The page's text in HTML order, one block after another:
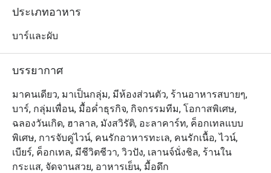
สำหรับบรรยากาศและการตกแต่งร้านนั้น โดดเด่นด้วยรูป
โซฟาหรูหรา บาร์ทรงกลม และแม้แต่อ่างจากุซซี่บนชั้น
เพลิดเพลินกับอาหารจานอร่อยใต้ท้องฟ้าสีสวยกับคนรู้ใจ
เมนูที่แนะนำให้ลอง ได้แก่ ปลาหิมะทอดเสิรฟ์พร้อมมันบด
ซอสทรัฟเฟิลและหอยเชลล์ย่างเสิร์ฟพร้อมซอสสไตล์ภาคใต้
รวมถึงซี่โครงหมูบาร์บีคิวสไตล์ใต้
ประเภทอาหาร
บาร์และผับ
บรรยากาศ
มาคนเดียว, มาเป็นกลุ่ม, มีห้องส่วนตัว, ร้านอาหารสบายๆ,
บาร์, กลุ่มเพื่อน, มื้อค่ำธุรกิจ, กิจกรรมทีม, โอกาสพิเศษ,
ฉลองวันเกิด, ฮาลาล, มังสวิรัติ, อะลาคาร์ท, ค็อกเทลแบบ
พิเศษ, การจับคู่ไวน์, คนรักอาหารทะเล, คนรักเนื้อ, ไวน์,
เบียร์, ค็อกเทล, มีชีวิตชีวา, วิวปัง, เลานจ์นั่งชิล, ร้านใน
กระแส, จัดจานสวย, อาหารเย็น, มื้อดึก